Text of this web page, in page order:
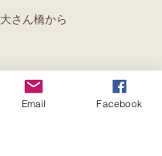
大さん橋から
Email Facebook